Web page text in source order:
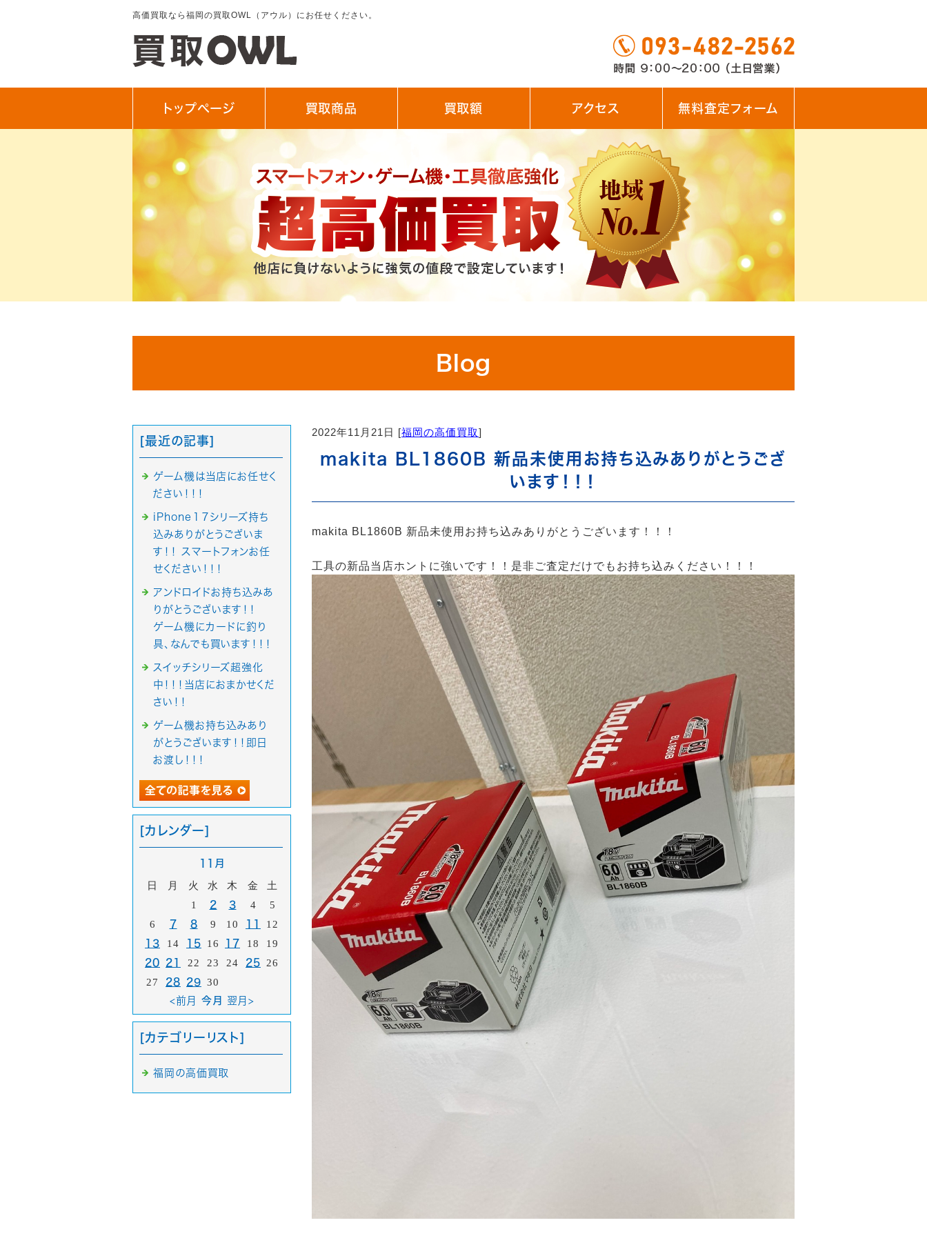
高価買取なら福岡の買取OWL（アウル）にお任せください。
トップぺージ 買取商品 買取額 アクセス 無料査定フォーム
Blog
2022年11月21日 [福岡の高価買取]
makita BL1860B 新品未使用お持ち込みありがとうござ
います！！！
makita BL1860B 新品未使用お持ち込みありがとうございます！！！
工具の新品当店ホントに強いです！！是非ご査定だけでもお持ち込みください！！！
[最近の記事]
ゲーム機は当店にお任せく
ださい！！！
iPhone１７シリーズ持ち
込みありがとうございま
す！！ スマートフォンお任
せください！！！
アンドロイドお持ち込みあ
りがとうございます！！
ゲーム機にカードに釣り
具、なんでも買います！！！
スイッチシリーズ超強化
中！！！当店におまかせくだ
さい！！
ゲーム機お持ち込みあり
がとうございます！！即日
お渡し！！！
[カレンダー]
11月
日 月 火 水 木 金
土
1
2 3 4
5
6
7 8 9 10 11 12
13 14 15 16 17 18 19
20 21 22 23 24 25
26
27
28 29 30
<前月 今月 翌月>
[カテゴリーリスト]
福岡の高価買取